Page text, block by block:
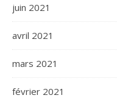
juin 2021
avril 2021
mars 2021
février 2021